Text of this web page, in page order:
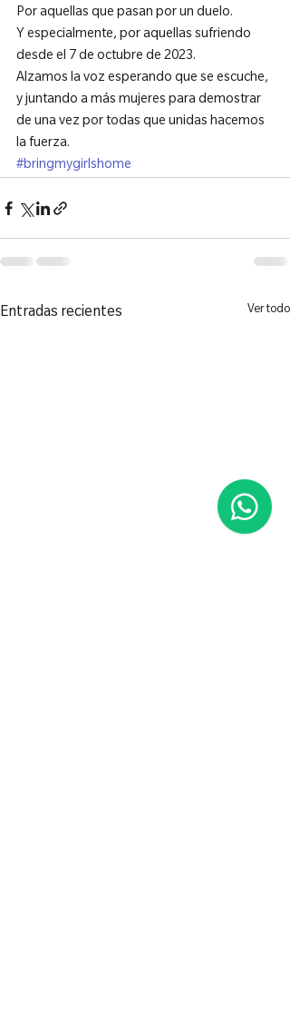
Por aquellas que pasan por un duelo.
Y especialmente, por aquellas sufriendo
desde el 7 de octubre de 2023.
Alzamos la voz esperando que se escuche,
y juntando a más mujeres para demostrar
de una vez por todas que unidas hacemos
la fuerza.
#bringmygirlshome
Entradas recientes Ver todo